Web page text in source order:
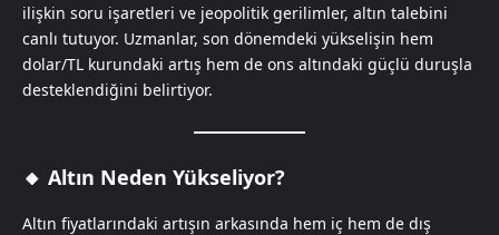
ilişkin soru işaretleri ve jeopolitik gerilimler, altın talebini
canlı tutuyor. Uzmanlar, son dönemdeki yükselişin hem
dolar/TL kurundaki artış hem de ons altındaki güçlü duruşla
desteklendiğini belirtiyor.
🔸 Altın Neden Yükseliyor?
Altın fiyatlarındaki artışın arkasında hem iç hem de dış